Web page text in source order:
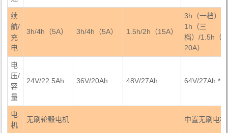
续
航/
充
电
3h/4h（5A） 3h/4h（5A） 1.5h/2h（15A）
3h（一档）
1h（三
档）/1.5h（
20A）
电
压/
容
量
24V/22.5Ah 36V/20Ah 48V/27Ah 64V/27Ah * 2
电
机
无刷轮毂电机 中置无刷电机